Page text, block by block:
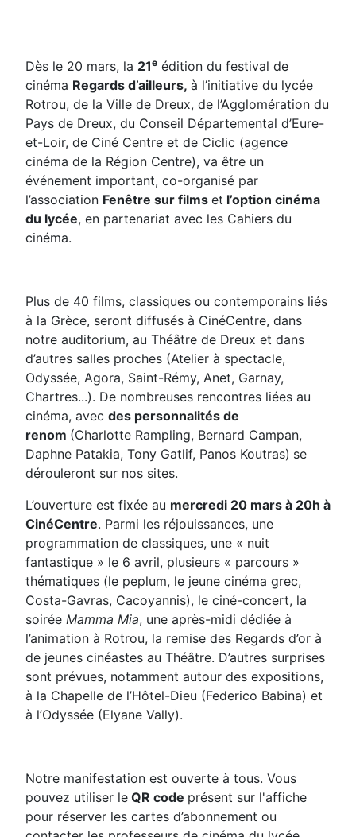
Dès le 20 mars, la 21e édition du festival de
cinéma Regards d’ailleurs, à l’initiative du lycée
Rotrou, de la Ville de Dreux, de l’Agglomération du
Pays de Dreux, du Conseil Départemental d’Eure-
et-Loir, de Ciné Centre et de Ciclic (agence
cinéma de la Région Centre), va être un
événement important, co-organisé par
l’association Fenêtre sur films et l’option cinéma
du lycée, en partenariat avec les Cahiers du
cinéma.
Plus de 40 films, classiques ou contemporains liés
à la Grèce, seront diffusés à CinéCentre, dans
notre auditorium, au Théâtre de Dreux et dans
d’autres salles proches (Atelier à spectacle,
Odyssée, Agora, Saint-Rémy, Anet, Garnay,
Chartres...). De nombreuses rencontres liées au
cinéma, avec des personnalités de
renom (Charlotte Rampling, Bernard Campan,
Daphne Patakia, Tony Gatlif, Panos Koutras) se
dérouleront sur nos sites.
L’ouverture est fixée au mercredi 20 mars à 20h à
CinéCentre. Parmi les réjouissances, une
programmation de classiques, une « nuit
fantastique » le 6 avril, plusieurs « parcours »
thématiques (le peplum, le jeune cinéma grec,
Costa-Gavras, Cacoyannis), le ciné-concert, la
soirée Mamma Mia, une après-midi dédiée à
l’animation à Rotrou, la remise des Regards d’or à
de jeunes cinéastes au Théâtre. D’autres surprises
sont prévues, notamment autour des expositions,
à la Chapelle de l’Hôtel-Dieu (Federico Babina) et
à l’Odyssée (Elyane Vally).
Notre manifestation est ouverte à tous. Vous
pouvez utiliser le QR code présent sur l'affiche
pour réserver les cartes d’abonnement ou